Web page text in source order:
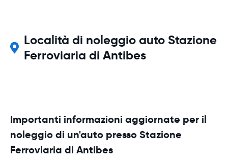
Località di noleggio auto Stazione
Ferroviaria di Antibes
Importanti informazioni aggiornate per il
noleggio di un'auto presso Stazione
Ferroviaria di Antibes